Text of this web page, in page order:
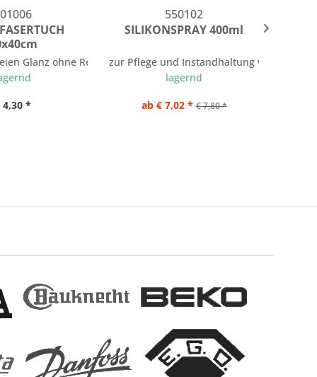
Glanz ohne Reinigungsmittel
4,30 *
550102
SILIKONSPRAY 400ml
zur Pflege und Instandhaltung von
lagernd
ab € 7,02 * € 7,80 *